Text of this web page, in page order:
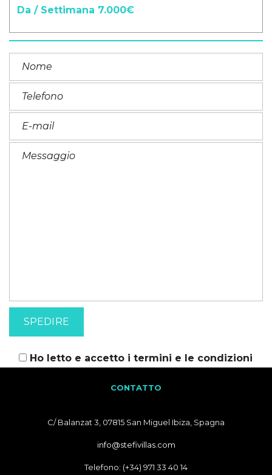
Da / Settimana 7.000€
Ho letto e accetto i termini e le condizioni
CONTATTO
C/ Balanzat 3, 07815 San Miguel Ibiza, Spagna
info@stefivillas.com
Telefono: (+34) 971 33 40 14